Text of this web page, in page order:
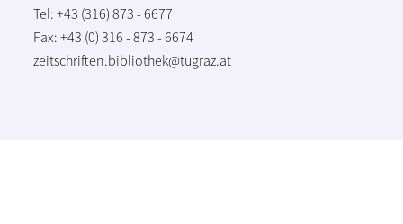
Tel: +43 (316) 873 - 6677
Fax: +43 (0) 316 - 873 - 6674
zeitschriften.bibliothek@tugraz.at